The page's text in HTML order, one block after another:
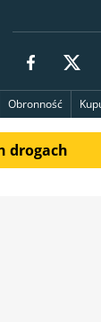
Obronność
drogach